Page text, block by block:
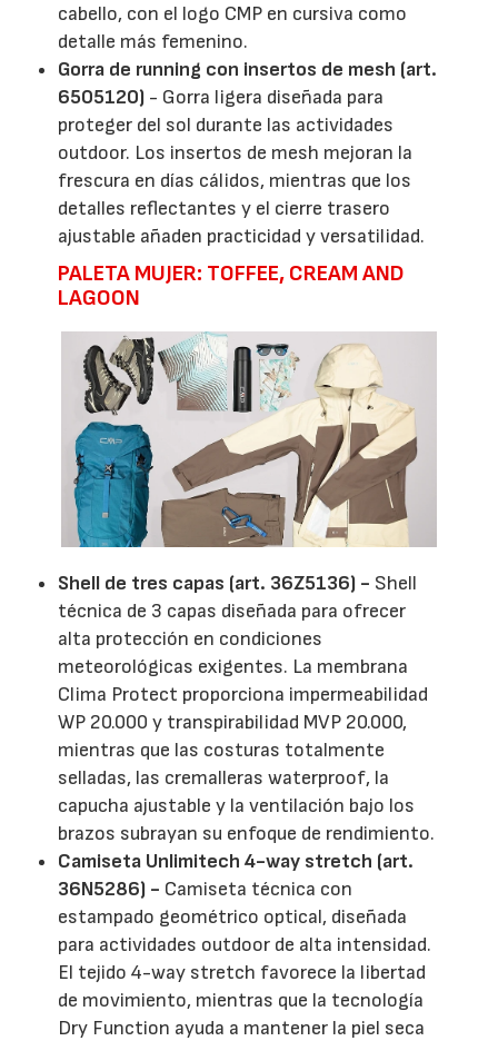
cabello, con el logo CMP en cursiva como
detalle más femenino.
Gorra de running con insertos de mesh (art.
6505120) - Gorra ligera diseñada para
proteger del sol durante las actividades
outdoor. Los insertos de mesh mejoran la
frescura en días cálidos, mientras que los
detalles reflectantes y el cierre trasero
ajustable añaden practicidad y versatilidad.
PALETA MUJER: TOFFEE, CREAM AND
LAGOON
Shell de tres capas (art. 36Z5136) - Shell
técnica de 3 capas diseñada para ofrecer
alta protección en condiciones
meteorológicas exigentes. La membrana
Clima Protect proporciona impermeabilidad
WP 20.000 y transpirabilidad MVP 20.000,
mientras que las costuras totalmente
selladas, las cremalleras waterproof, la
capucha ajustable y la ventilación bajo los
brazos subrayan su enfoque de rendimiento.
Camiseta Unlimitech 4-way stretch (art.
36N5286) - Camiseta técnica con
estampado geométrico optical, diseñada
para actividades outdoor de alta intensidad.
El tejido 4-way stretch favorece la libertad
de movimiento, mientras que la tecnología
Dry Function ayuda a mantener la piel seca